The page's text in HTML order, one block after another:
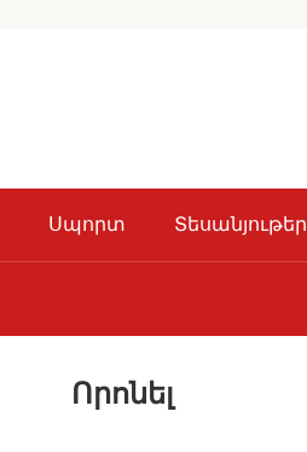
Սպորտ Տեսանյութեր
Որոնել